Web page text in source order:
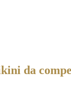
da